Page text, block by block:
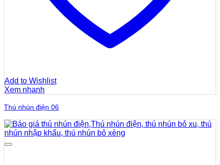
Add to Wishlist
Xem nhanh
Thú nhún điện 06